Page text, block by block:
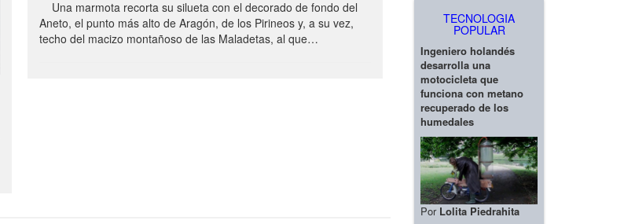
Una marmota recorta su silueta con el decorado de fondo del
Aneto, el punto más alto de Aragón, de los Pirineos y, a su vez,
techo del macizo montañoso de las Maladetas, al que…
TECNOLOGIA
POPULAR
Ingeniero holandés
desarrolla una
motocicleta que
funciona con metano
recuperado de los
humedales
Por Lolita Piedrahita